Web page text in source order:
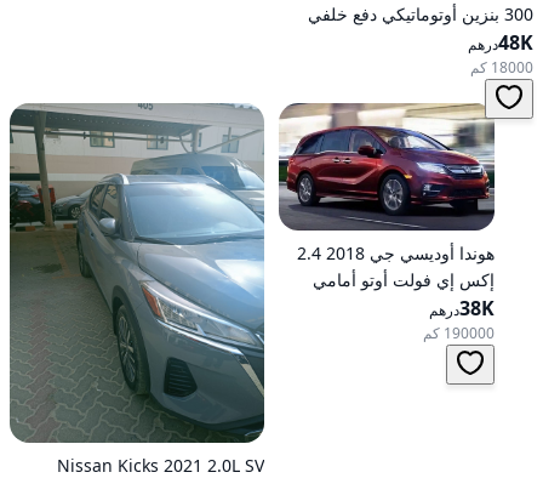
300 بنزين أوتوماتيكي دفع خلفي
48Kدرهم
18000 كم
هوندا أوديسي جي 2018 2.4
إكس إي فولت أوتو أمامي
الدفع
38Kدرهم
190000 كم
Nissan Kicks 2021 2.0L SV